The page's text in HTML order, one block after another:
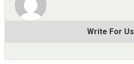
Write For Us